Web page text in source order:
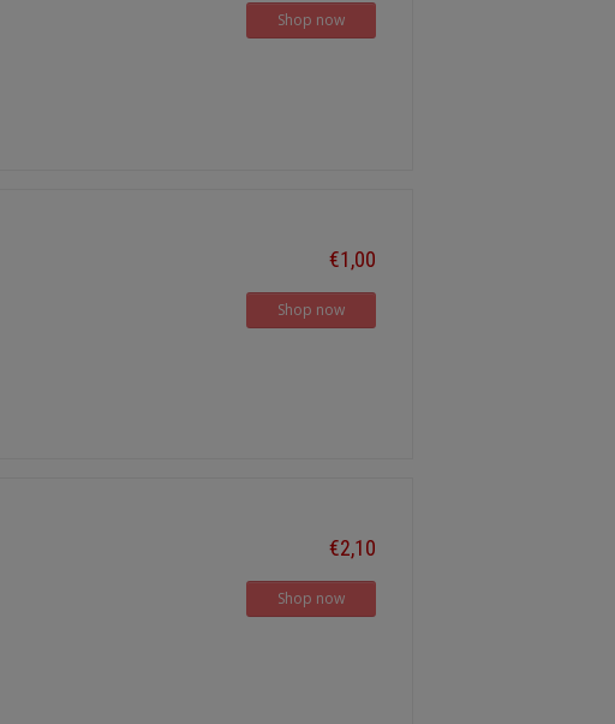
Shop now
€1,00
Shop now
€2,10
Shop now